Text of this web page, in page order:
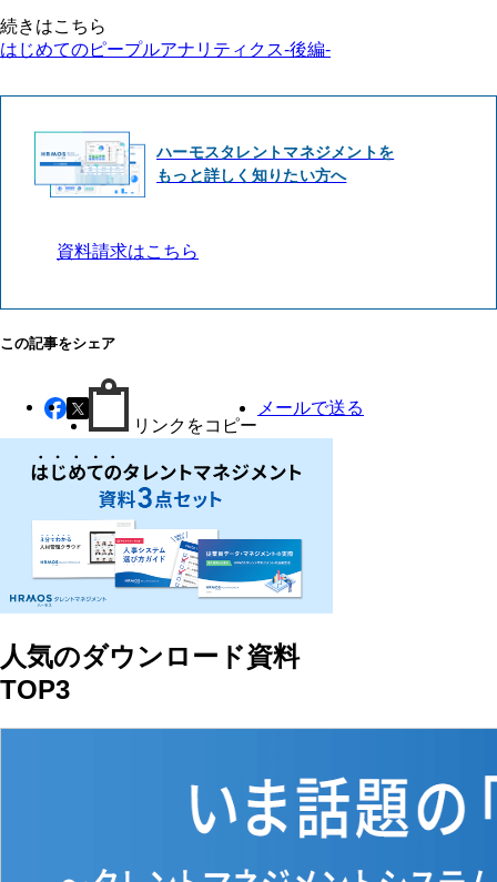
続きはこちら
はじめてのピープルアナリティクス-後編-
ハーモスタレントマネジメントを
もっと詳しく知りたい方へ
資料請求はこちら
この記事をシェア
リンクをコピー
メールで送る
人気のダウンロード資料
TOP3